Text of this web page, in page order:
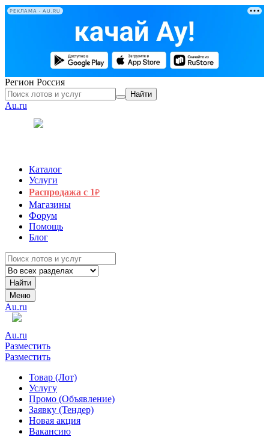
РЕКЛАМА • AU.RU
Регион Россия
Найти
Au.ru
Каталог
Услуги
Распродажа с 1₽
Магазины
Форум
Помощь
Блог
Найти
Меню
Au.ru
Au.ru
Разместить
Разместить
Товар (Лот)
Услугу
Промо (Объявление)
Заявку (Тендер)
Новая акция
Вакансию